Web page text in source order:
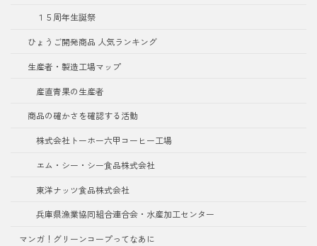
１５周年生誕祭
ひょうご開発商品 人気ランキング
生産者・製造工場マップ
産直青果の生産者
商品の確かさを確認する活動
株式会社トーホー六甲コーヒー工場
エム・シー・シー食品株式会社
東洋ナッツ食品株式会社
兵庫県漁業協同組合連合会・水産加工センター
マンガ！グリーンコープってなあに